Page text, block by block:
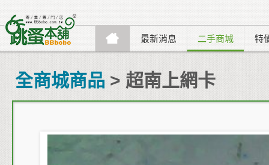
最新消息 二手商城 特
全商城商品 > 超南上網卡